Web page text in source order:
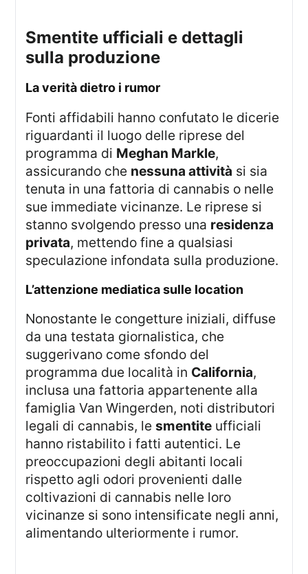
Smentite ufficiali e dettagli
sulla produzione
La verità dietro i rumor
Fonti affidabili hanno confutato le dicerie
riguardanti il luogo delle riprese del
programma di Meghan Markle,
assicurando che nessuna attività si sia
tenuta in una fattoria di cannabis o nelle
sue immediate vicinanze. Le riprese si
stanno svolgendo presso una residenza
privata, mettendo fine a qualsiasi
speculazione infondata sulla produzione.
L’attenzione mediatica sulle location
Nonostante le congetture iniziali, diffuse
da una testata giornalistica, che
suggerivano come sfondo del
programma due località in California,
inclusa una fattoria appartenente alla
famiglia Van Wingerden, noti distributori
legali di cannabis, lesmentite ufficiali
hanno ristabilito i fatti autentici. Le
preoccupazioni degli abitanti locali
rispetto agli odori provenienti dalle
coltivazioni di cannabis nelle loro
vicinanze si sono intensificate negli anni,
alimentando ulteriormente i rumor.